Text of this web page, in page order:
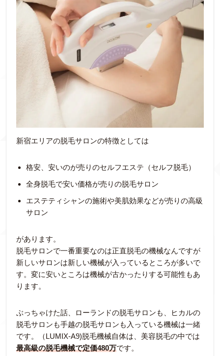
新宿エリアの脱毛サロンの特徴としては
格安、安いのが売りのセルフエステ（セルフ脱毛）
全身脱毛で安い価格が売りの脱毛サロン
エステティシャンの施術や美肌効果などが売りの高級
サロン
があります。
脱毛サロンで一番重要なのは正直脱毛の機械なんですが
新しいサロンは新しい機械が入っているところが多いで
す。変に安いところは機械が古かったりする可能性もあ
ります。
ぶっちゃけた話、ローランドの脱毛サロンも、ヒカルの
脱毛サロンも手越の脱毛サロンも入っている機械は一緒
です。（LUMIX-A9)脱毛機械自体は、美容脱毛の中では
最高級の脱毛機械で定価480万です。